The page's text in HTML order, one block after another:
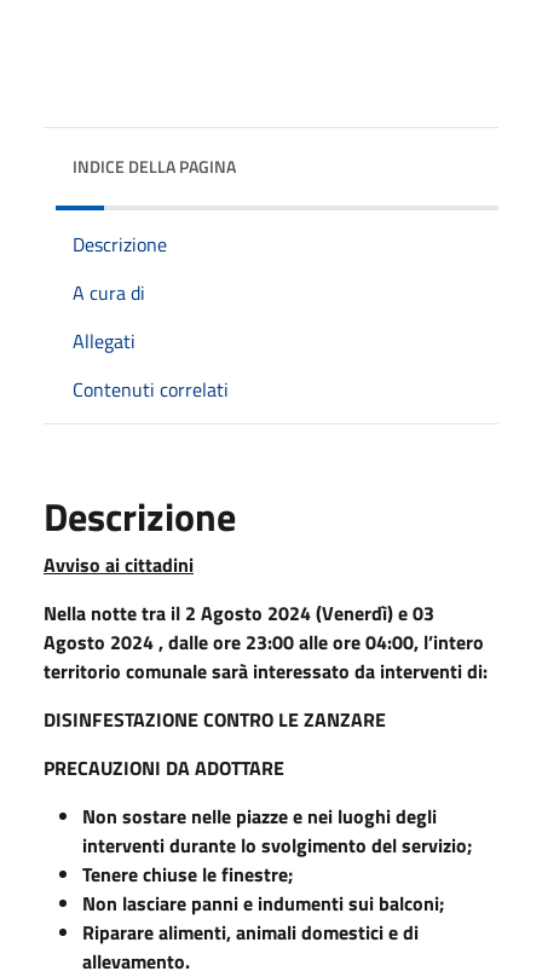
INDICE DELLA PAGINA
Descrizione
A cura di
Allegati
Contenuti correlati
Descrizione
Avviso ai cittadini
Nella notte tra il 2 Agosto 2024 (Venerdì) e 03
Agosto 2024 , dalle ore 23:00 alle ore 04:00, l’intero
territorio comunale sarà interessato da interventi di:
DISINFESTAZIONE CONTRO LE ZANZARE
PRECAUZIONI DA ADOTTARE
Non sostare nelle piazze e nei luoghi degli
interventi durante lo svolgimento del servizio;
Tenere chiuse le finestre;
Non lasciare panni e indumenti sui balconi;
Riparare alimenti, animali domestici e di
allevamento.